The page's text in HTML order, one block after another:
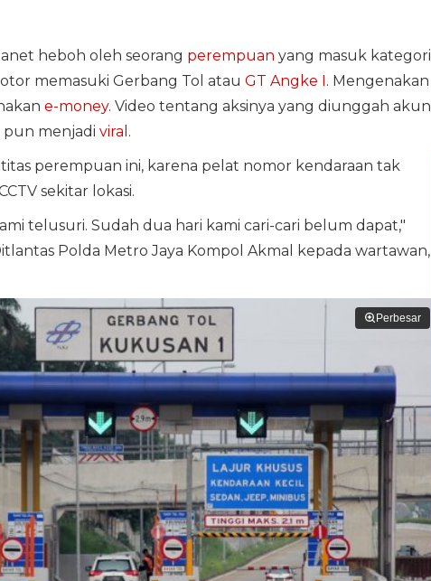
heboh oleh seorang perempuan yang masuk kategori
memasuki Gerbang Tol atau GT Angke I. Mengenakan
e-money. Video tentang aksinya yang diunggah akun
pun menjadi viral .
perempuan ini, karena pelat nomor kendaraan tak
sekitar lokasi.
telusuri. Sudah dua hari kami cari-cari belum dapat,"
Polda Metro Jaya Kompol Akmal kepada wartawan,
Perbesar